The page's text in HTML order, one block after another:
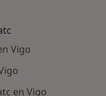
Vigo
en Vigo